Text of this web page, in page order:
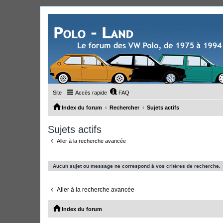
Site Accès rapide FAQ
Index du forum Rechercher Sujets actifs
Sujets actifs
Aller à la recherche avancée
Aucun sujet ou message ne correspond à vos critères de recherche.
Aller à la recherche avancée
Index du forum